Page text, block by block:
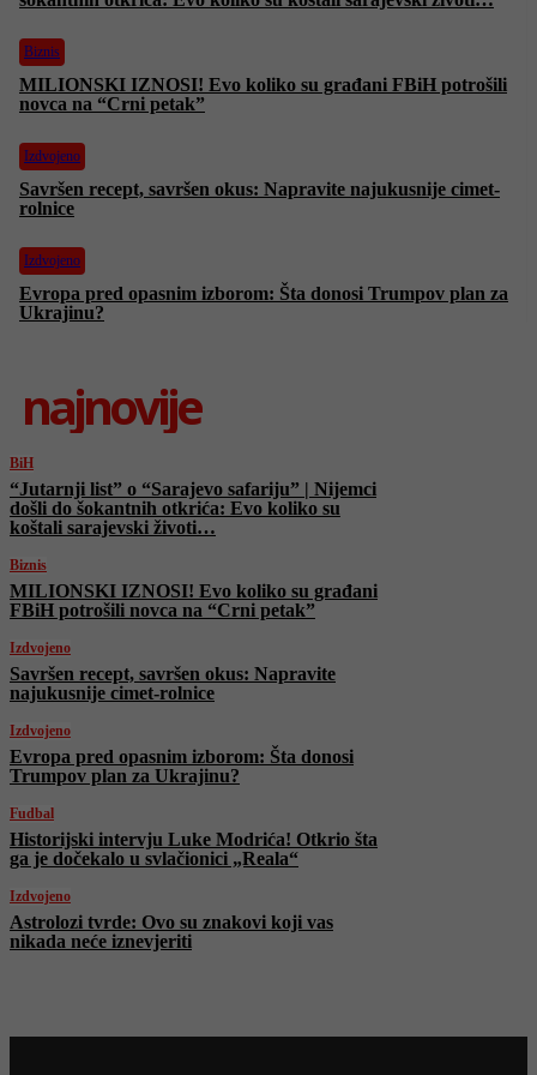
Biznis
MILIONSKI IZNOSI! Evo koliko su građani FBiH potrošili
novca na “Crni petak”
Izdvojeno
Savršen recept, savršen okus: Napravite najukusnije cimet-
rolnice
Izdvojeno
Evropa pred opasnim izborom: Šta donosi Trumpov plan za
Ukrajinu?
najnovije
BiH
“Jutarnji list” o “Sarajevo safariju” | Nijemci
došli do šokantnih otkrića: Evo koliko su
koštali sarajevski životi…
Biznis
MILIONSKI IZNOSI! Evo koliko su građani
FBiH potrošili novca na “Crni petak”
Izdvojeno
Savršen recept, savršen okus: Napravite
najukusnije cimet-rolnice
Izdvojeno
Evropa pred opasnim izborom: Šta donosi
Trumpov plan za Ukrajinu?
Fudbal
Historijski intervju Luke Modrića! Otkrio šta
ga je dočekalo u svlačionici „Reala“
Izdvojeno
Astrolozi tvrde: Ovo su znakovi koji vas
nikada neće iznevjeriti